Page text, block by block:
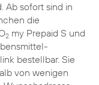
Ab sofort sind in
die
2my Prepaid S und
bestellbar. Sie
von wenigen